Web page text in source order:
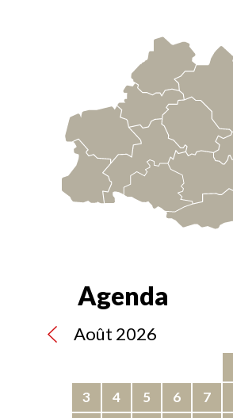
Agenda
Août 2026
3
4 5 6 7